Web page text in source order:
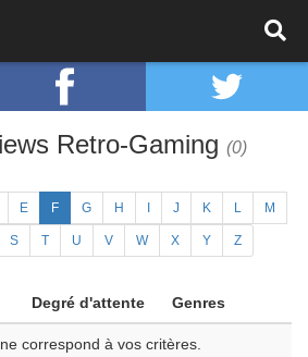
Retro-Gaming (0)
E F G H J K L M
S T U V W X Y Z
Degré d'attente Genres
correspond à vos critères.